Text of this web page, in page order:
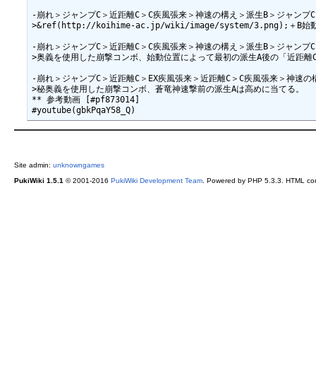
-崩れ＞ジャンプC＞近距離C＞C疾風張来＞神速の構え＞派生B＞ジャン
>&ref(http://koihime-ac.jp/wiki/image/system/3.png);＋B始動のコ
-崩れ＞ジャンプC＞近距離C＞C疾風張来＞神速の構え＞派生B＞ジャン
>奥義を使用した崩撃コンボ、始動位置によって最初の派生A後の「近距
-崩れ＞ジャンプC＞近距離C＞EX疾風張来＞近距離C＞C疾風張来＞神速
>秘奥義を使用した崩撃コンボ、蒼竜神速撃前の派生Aは高めに当てる。
** 参考動画 [#pf873014]
Site admin: unknowngames
PukiWiki 1.5.1 © 2001-2016 PukiWiki Development Team. Powered by PHP 5.3.3. HTML